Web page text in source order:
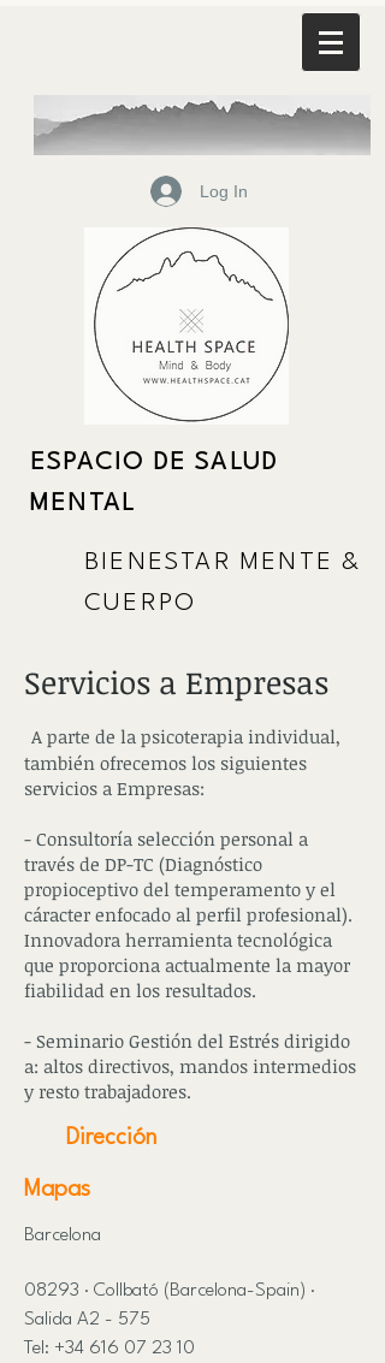
Log In
ESPACIO DE SALUD
MENTAL
BIENESTAR MENTE &
CUERPO
Servicios a Empresas
A parte de la psicoterapia individual,
también ofrecemos los siguientes
servicios a Empresas:
- Consultoría selección personal a
través de DP-TC (Diagnóstico
propioceptivo del temperamento y el
cáracter enfocado al perfil profesional).
Innovadora herramienta tecnológica
que proporciona actualmente la mayor
fiabilidad en los resultados.
- Seminario Gestión del Estrés dirigido
a: altos directivos, mandos intermedios
y resto trabajadores.
Dirección
Mapas
Barcelona
08293 · Collbató (Barcelona-Spain) ·
Salida A2 - 575
Tel: +34 616 07 23 10